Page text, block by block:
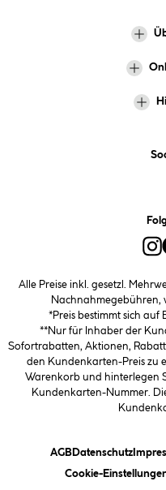
Alle Preise inkl. gesetzl.
Nachnahmegebühren,
*Preis bestimmt sich auf
**Nur für Inhaber der
Sofortrabatten, Aktionen,
den Kundenkarten-Preis zu
Warenkorb und hinterlegen
Kundenkarten-Nummer.
AGB(öffnet ein
Datenschutz(öffnet
Cookie-